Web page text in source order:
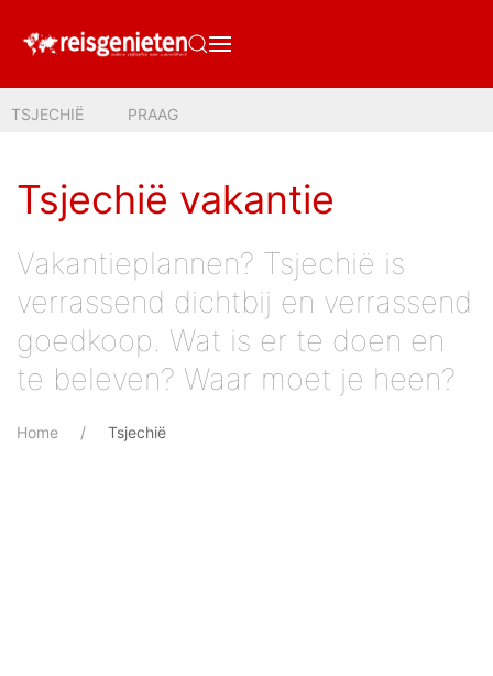
TSJECHIË PRAAG
Tsjechië vakantie
Vakantieplannen? Tsjechië is
verrassend dichtbij en verrassend
goedkoop. Wat is er te doen en
te beleven? Waar moet je heen?
Home Tsjechië